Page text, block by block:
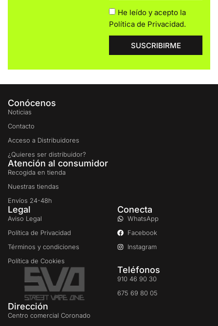
He leído y acepto la
Política de Privacidad.
SUSCRIBIRME
Conócenos
Noticias
Contacto
Acceso a Distribuidores
¿Quieres ser distribuidor?
Atención al consumidor
Recogida en tienda
Nuestras tiendas
Envíos 24-48h
Legal
Aviso Legal
Política de Privacidad
Términos y condiciones
Política de Cookies
Conecta
WhatsApp
Facebook
Instagram
Teléfonos
910 46 90 30
675 69 80 05
Dirección
Centro comercial Coronado